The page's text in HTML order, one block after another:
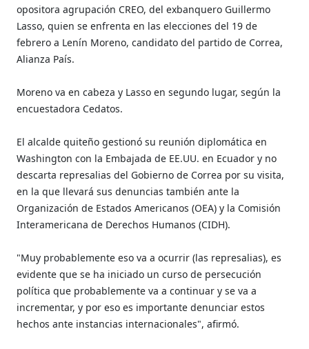
opositora agrupación CREO, del exbanquero Guillermo
Lasso, quien se enfrenta en las elecciones del 19 de
febrero a Lenín Moreno, candidato del partido de Correa,
Alianza País.
Moreno va en cabeza y Lasso en segundo lugar, según la
encuestadora Cedatos.
El alcalde quiteño gestionó su reunión diplomática en
Washington con la Embajada de EE.UU. en Ecuador y no
descarta represalias del Gobierno de Correa por su visita,
en la que llevará sus denuncias también ante la
Organización de Estados Americanos (OEA) y la Comisión
Interamericana de Derechos Humanos (CIDH).
"Muy probablemente eso va a ocurrir (las represalias), es
evidente que se ha iniciado un curso de persecución
política que probablemente va a continuar y se va a
incrementar, y por eso es importante denunciar estos
hechos ante instancias internacionales", afirmó.